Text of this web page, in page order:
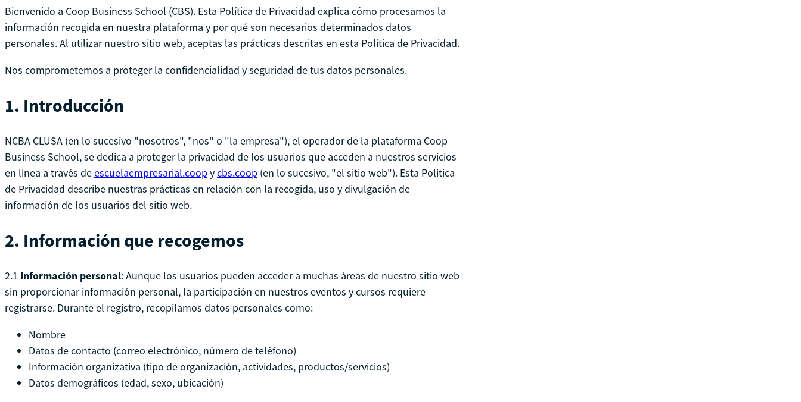
Bienvenido a Coop Business School (CBS). Esta Política de Privacidad explica cómo procesamos la
información recogida en nuestra plataforma y por qué son necesarios determinados datos
personales. Al utilizar nuestro sitio web, aceptas las prácticas descritas en esta Política de Privacidad.
Nos comprometemos a proteger la confidencialidad y seguridad de tus datos personales.
1. Introducción
NCBA CLUSA (en lo sucesivo "nosotros", "nos" o "la empresa"), el operador de la plataforma Coop
Business School, se dedica a proteger la privacidad de los usuarios que acceden a nuestros servicios
en línea a través deescuelaempresarial.coop ycbs.coop (en lo sucesivo, "el sitio web"). Esta Política
de Privacidad describe nuestras prácticas en relación con la recogida, uso y divulgación de
información de los usuarios del sitio web.
2. Información que recogemos
2.1 Información personal: Aunque los usuarios pueden acceder a muchas áreas de nuestro sitio web
sin proporcionar información personal, la participación en nuestros eventos y cursos requiere
registrarse. Durante el registro, recopilamos datos personales como:
Nombre
Datos de contacto (correo electrónico, número de teléfono)
Información organizativa (tipo de organización, actividades, productos/servicios)
Datos demográficos (edad, sexo, ubicación)